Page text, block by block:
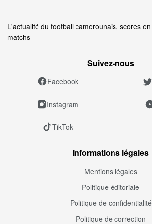
L'actualité du football camerounais, scores
matchs
Suivez‑nous
Facebook
Instagram
TikTok
Informations légales
Mentions légales
Politique éditoriale
Politique de confidentialité
Politique de correction